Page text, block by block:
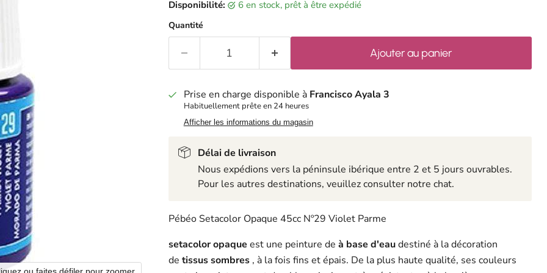
Disponibilité: 6 en stock, prêt à être expédié
Quantité
Ajouter au panier
Prise en charge disponible à Francisco Ayala 3
Habituellement prête en 24 heures
Afficher les informations du magasin
Délai de livraison
Nous expédions vers la péninsule ibérique entre 2 et 5 jours ouvrables.
Pour les autres destinations, veuillez consulter notre chat.
Pébéo Setacolor Opaque 45cc Nº29 Violet Parme
setacolor opaque est une peinture de à base d'eaudestiné à la décoration
de tissus sombres, à la fois fins et épais. De la plus haute qualité, ses couleurs